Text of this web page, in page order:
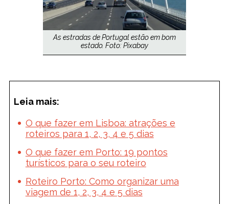
As estradas de Portugal estão em bom
estado. Foto: Pixabay
Leia mais:
O que fazer em Lisboa: atrações e
roteiros para 1, 2, 3, 4 e 5 dias
O que fazer em Porto: 19 pontos
turísticos para o seu roteiro
Roteiro Porto: Como organizar uma
viagem de 1, 2, 3, 4 e 5 dias